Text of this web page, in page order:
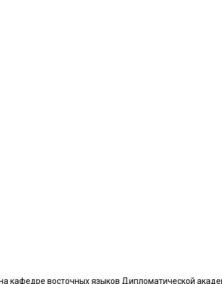
кафедре восточных языков Дипломатической